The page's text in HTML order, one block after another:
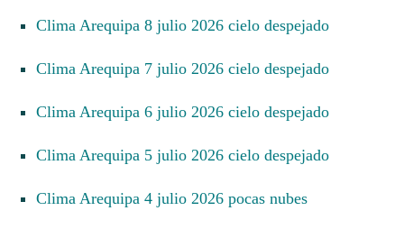
Clima Arequipa 8 julio 2026 cielo despejado
Clima Arequipa 7 julio 2026 cielo despejado
Clima Arequipa 6 julio 2026 cielo despejado
Clima Arequipa 5 julio 2026 cielo despejado
Clima Arequipa 4 julio 2026 pocas nubes